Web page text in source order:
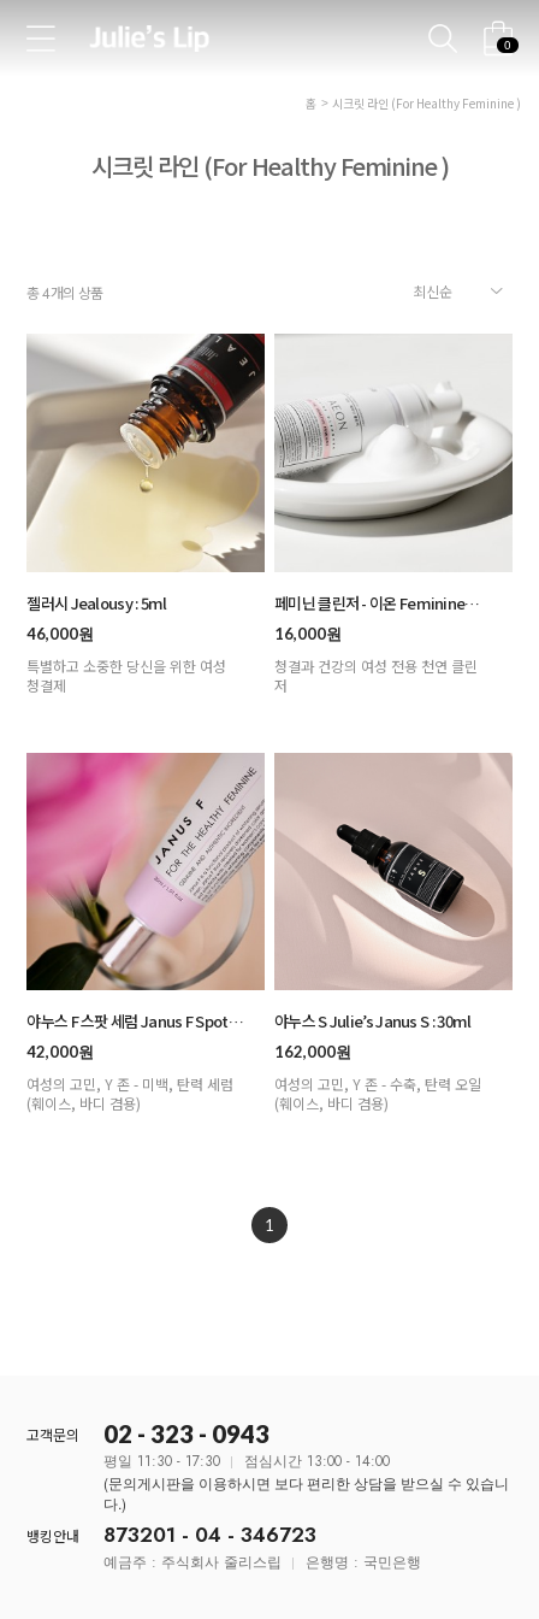
0
홈 시크릿 라인 (For Healthy Feminine )
시크릿 라인 (For Healthy Feminine )
총4개의 상품
젤러시 Jealousy : 5ml
46,000원
특별하고 소중한 당신을 위한 여성
청결제
페미닌 클린저 - 이온 Feminine
Cleanser - Aeon : 50ml
16,000원
청결과 건강의 여성 전용 천연 클린
저
야누스 F 스팟 세럼 Janus F Spot
Serum : 30ml
42,000원
여성의 고민, Y 존 - 미백, 탄력 세럼
(훼이스, 바디 겸용)
야누스 S Julie’s Janus S : 30ml
162,000원
여성의 고민, Y 존 - 수축, 탄력 오일
(훼이스, 바디 겸용)
1
고객문의 02 - 323 - 0943
평일 11:30 - 17:30 점심시간 13:00 - 14:00
(문의게시판을 이용하시면 보다 편리한 상담을 받으실 수 있습니
다.)
뱅킹안내
873201 - 04 - 346723
예금주 : 주식회사 줄리스립 은행명 : 국민은행